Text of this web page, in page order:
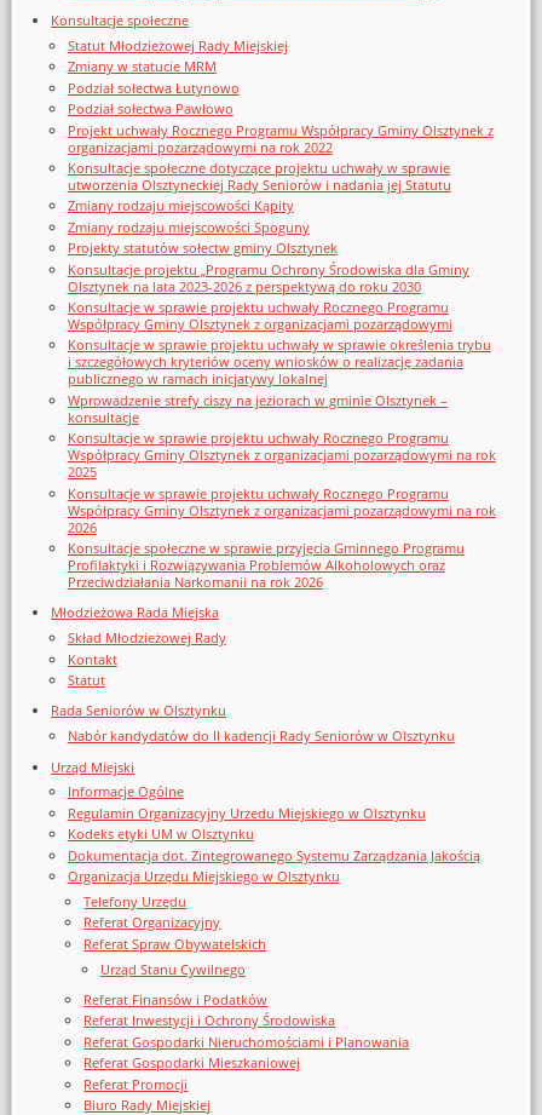
Konsultacje społeczne
Statut Młodzieżowej Rady Miejskiej
Zmiany w statucie MRM
Podział sołectwa Łutynowo
Podział sołectwa Pawłowo
Projekt uchwały Rocznego Programu Współpracy Gminy Olsztynek z
organizacjami pozarządowymi na rok 2022
Konsultacje społeczne dotyczące projektu uchwały w sprawie
utworzenia Olsztyneckiej Rady Seniorów i nadania jej Statutu
Zmiany rodzaju miejscowości Kąpity
Zmiany rodzaju miejscowości Spoguny
Projekty statutów sołectw gminy Olsztynek
Konsultacje projektu „Programu Ochrony Środowiska dla Gminy
Olsztynek na lata 2023-2026 z perspektywą do roku 2030
Konsultacje w sprawie projektu uchwały Rocznego Programu
Współpracy Gminy Olsztynek z organizacjami pozarządowymi
Konsultacje w sprawie projektu uchwały w sprawie określenia trybu
i szczegółowych kryteriów oceny wniosków o realizację zadania
publicznego w ramach inicjatywy lokalnej
Wprowadzenie strefy ciszy na jeziorach w gminie Olsztynek –
konsultacje
Konsultacje w sprawie projektu uchwały Rocznego Programu
Współpracy Gminy Olsztynek z organizacjami pozarządowymi na rok
2025
Konsultacje w sprawie projektu uchwały Rocznego Programu
Współpracy Gminy Olsztynek z organizacjami pozarządowymi na rok
2026
Konsultacje społeczne w sprawie przyjęcia Gminnego Programu
Profilaktyki i Rozwiązywania Problemów Alkoholowych oraz
Przeciwdziałania Narkomanii na rok 2026
Młodzieżowa Rada Miejska
Skład Młodzieżowej Rady
Kontakt
Statut
Rada Seniorów w Olsztynku
Nabór kandydatów do II kadencji Rady Seniorów w Olsztynku
Urząd Miejski
Informacje Ogólne
Regulamin Organizacyjny Urzedu Miejskiego w Olsztynku
Kodeks etyki UM w Olsztynku
Dokumentacja dot. Zintegrowanego Systemu Zarządzania Jakością
Organizacja Urzędu Miejskiego w Olsztynku
Telefony Urzędu
Referat Organizacyjny
Referat Spraw Obywatelskich
Urząd Stanu Cywilnego
Referat Finansów i Podatków
Referat Inwestycji i Ochrony Środowiska
Referat Gospodarki Nieruchomościami i Planowania
Referat Gospodarki Mieszkaniowej
Referat Promocji
Biuro Rady Miejskiej